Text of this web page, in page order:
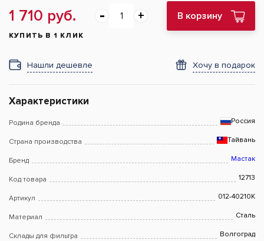
1 710 руб. В корзину
КУПИТЬ В 1 КЛИК
Нашли дешевле Хочу в подарок
Характеристики
Родина бренда Россия
Страна производства Тайвань
Бренд Мастак
Код товара 12713
Артикул 012-40210K
Материал Сталь
Склады для фильтра Волгоград